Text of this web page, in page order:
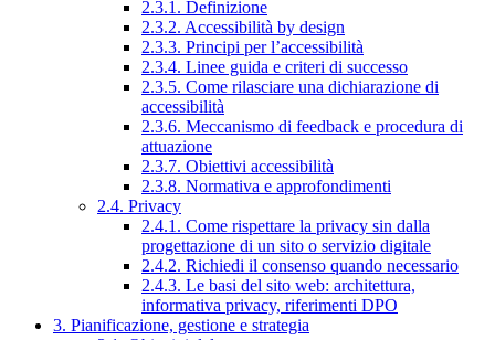
2.3.1. Definizione
2.3.2. Accessibilità by design
2.3.3. Principi per l’accessibilità
2.3.4. Linee guida e criteri di successo
2.3.5. Come rilasciare una dichiarazione di
accessibilità
2.3.6. Meccanismo di feedback e procedura di
attuazione
2.3.7. Obiettivi accessibilità
2.3.8. Normativa e approfondimenti
2.4. Privacy
2.4.1. Come rispettare la privacy sin dalla
progettazione di un sito o servizio digitale
2.4.2. Richiedi il consenso quando necessario
2.4.3. Le basi del sito web: architettura,
informativa privacy, riferimenti DPO
3. Pianificazione, gestione e strategia